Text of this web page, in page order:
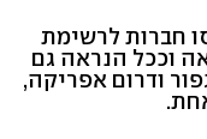
חברות לרשימת
וככל הנראה גם
ודרום אפריקה,